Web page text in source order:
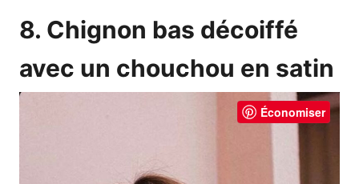
8. Chignon bas décoiffé
avec un chouchou en satin
Économiser